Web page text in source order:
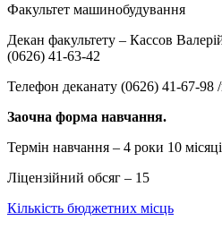
Факультет машинобудування
Декан факультету – Кассов
(0626) 41-63-42
Телефон деканату (0626) 41-67-98
Заочна форма навчання.
Термін навчання – 4 роки 10
Ліцензійний обсяг – 15
Кількість бюджетних місць